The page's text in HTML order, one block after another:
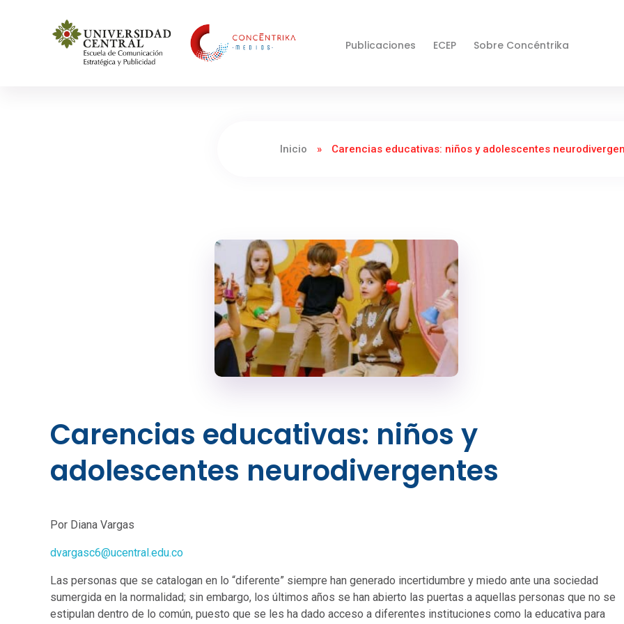
Publicaciones ECEP Sobre Concéntrika
Inicio » Carencias educativas: niños y adolescentes
Carencias educativas: niños y
adolescentes neurodivergentes
Por Diana Vargas
dvargasc6@ucentral.edu.co
Las personas que se catalogan en lo “diferente” siempre han generado incertidumbre y miedo ante una sociedad
sumergida en la normalidad; sin embargo, los últimos años se han abierto las puertas a aquellas personas que no se
estipulan dentro de lo común, puesto que se les ha dado acceso a diferentes instituciones como la educativa para